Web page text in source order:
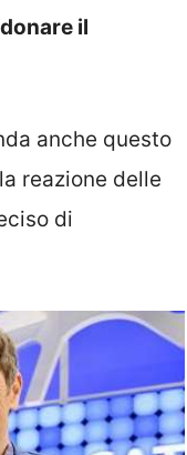
il
anche questo
reazione delle
di